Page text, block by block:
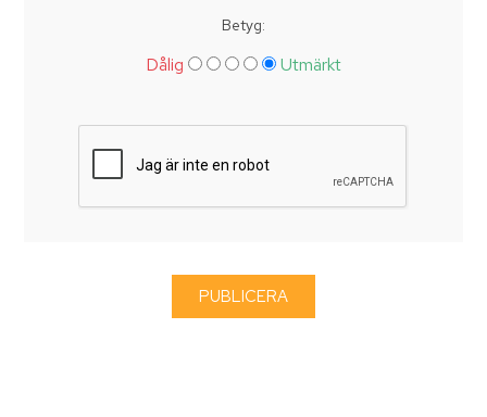
Betyg:
Dålig Utmärkt